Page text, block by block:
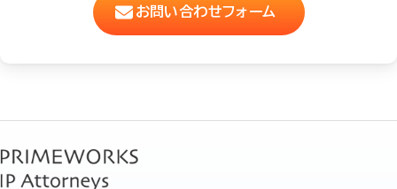
お問い合わせフォーム